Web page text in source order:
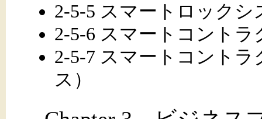
2-5-5 スマートロックシ
2-5-6 スマートコント
2-5-7 スマートコント
ス）